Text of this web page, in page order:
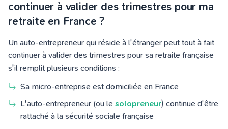
continuer à valider des trimestres pour ma
retraite en France ?
Un auto-entrepreneur qui réside à l'étranger peut tout à fait
continuer à valider des trimestres pour sa retraite française
s'il remplit plusieurs conditions :
Sa micro-entreprise est domiciliée en France
L'auto-entrepreneur (ou le solopreneur) continue d'être
rattaché à la sécurité sociale française